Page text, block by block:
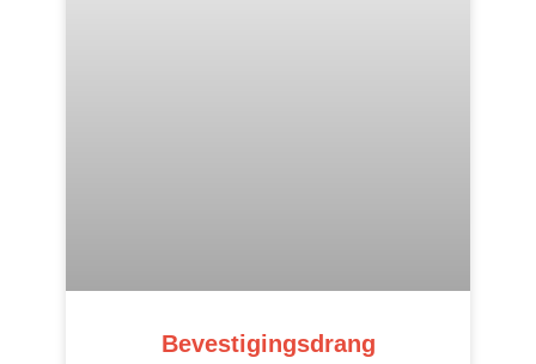
Bevestigingsdrang